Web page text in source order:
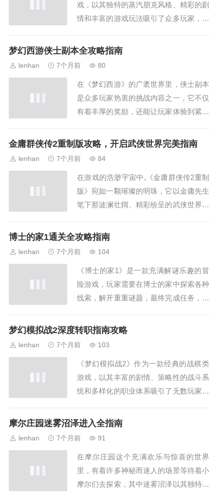
力，它可能是一...
戏，以其独特的蒸汽朋克风格、精彩的剧
情和丰富的游戏玩法吸引了众多玩家，要
其配置要求至关重要，下面将详细解析
低配置要求操作系统：Windows XP SP
3...
梦幻西游侠士副本全攻略指南
lenhan 7个月前 80
在《梦幻西游》的广袤世界里，侠士副本
是众多玩家热衷的挑战内容之一，它不仅
有着丰厚的奖励，还能让玩家体验到紧张
家详细带来一份梦幻侠士副本攻略，乌鸡
耗时较短，流程攻略前期准备：队伍配置
建议一物理输...
金庸群侠传2重制版攻略，开启武侠世界完美指南
lenhan 7个月前 84
在游戏的浩渺宇宙中,《金庸群侠传2重制
版》宛如一颗璀璨的明珠，它以金庸先生
笔下那波澜壮阔、精彩纷呈的武侠世界为
骋、快意恩仇的江湖，想要在这个江湖中
传2重制版攻略》，前期准备与基础操作
初入游戏,你会...
博士的家1通关全攻略指南
lenhan 7个月前 104
《博士的家1》是一款充满解谜乐趣的冒
险游戏，玩家需要在博士的家中探索各种
线索，解开重重谜题，最终完成任务，下
通关，初始探索与关键物品获取当你进入
钩子可是后续解谜的重要工具，用钩子够
出右前轮旁边...
梦幻模拟战2深度转职指南攻略
lenhan 7个月前 103
《梦幻模拟战2》作为一款经典的战棋类
游戏，以其丰富的剧情、策略性的战斗系
统和多样化的职业体系吸引了无数玩家，
解锁更多技能和玩法的关键环节,下面就
都有其初始职业，而初始职业的能力是有
限的，通过转...
摩尔庄园迷雾沼泽进入全指南
lenhan 7个月前 91
在摩尔庄园这个充满欢乐与惊喜的世界
里，有着许多神秘而迷人的场景等待着小
摩尔们去探索，其中迷雾沼泽以其独特的